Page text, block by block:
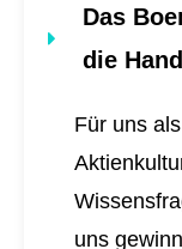
Das
die Hand
Für uns
uns